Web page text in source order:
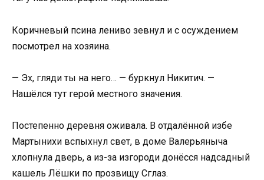
Коричневый псина лениво зевнул и с осуждением
посмотрел на хозяина.
— Эх, гляди ты на него… — буркнул Никитич. —
Нашёлся тут герой местного значения.
Постепенно деревня оживала. В отдалённой избе
Мартынихи вспыхнул свет, в доме Валерьяныча
хлопнула дверь, а из-за изгороди донёсся надсадный
кашель Лёшки по прозвищу Сглаз.